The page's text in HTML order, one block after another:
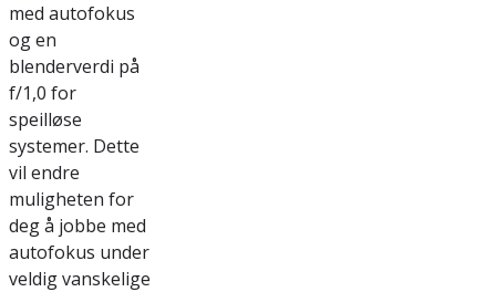
med autofokus
og en
blenderverdi på
f/1,0 for
speilløse
systemer. Dette
vil endre
muligheten for
deg å jobbe med
autofokus under
veldig vanskelige